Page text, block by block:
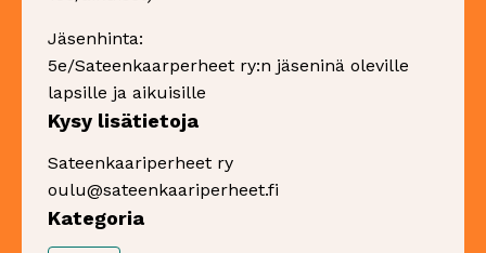
Jäsenhinta:
5e/Sateenkaarperheet ry:n jäseninä oleville
lapsille ja aikuisille
Kysy lisätietoja
Sateenkaariperheet ry
oulu@sateenkaariperheet.fi
Kategoria